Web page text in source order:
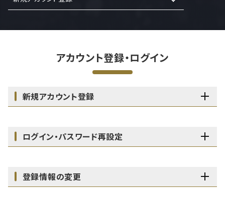
アカウント登録・ログイン
新規アカウント登録
ログイン・パスワード再設定
登録情報の変更